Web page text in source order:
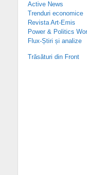
Active News
Trenduri economice
Revista Art-Emis
Power & Politics
Flux-Știri și analize
Trăsături din Front